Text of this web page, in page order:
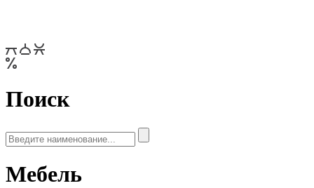
Поиск
Мебель